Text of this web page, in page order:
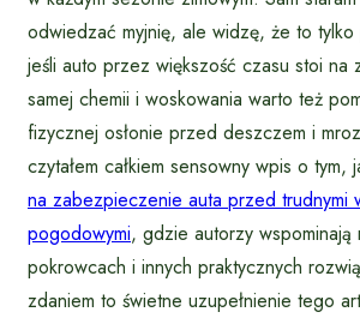
odwiedzać myjnię, ale widzę, że to tylko
jeśli auto przez większość czasu stoi
samej chemii i woskowania warto też
fizycznej osłonie przed deszczem i
czytałem całkiem sensowny wpis o tym,
na zabezpieczenie auta przed trudnymi
pogodowymi, gdzie autorzy wspominają
pokrowcach i innych praktycznych
zdaniem to świetne uzupełnienie tego